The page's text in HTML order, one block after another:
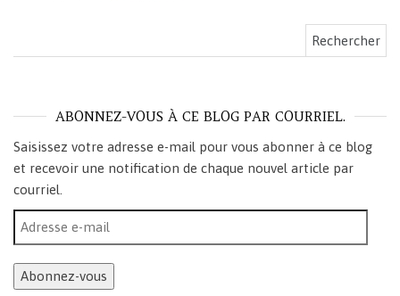
ABONNEZ-VOUS À CE BLOG PAR COURRIEL.
Saisissez votre adresse e-mail pour vous abonner à ce blog
et recevoir une notification de chaque nouvel article par
courriel.
Adresse e-mail
Abonnez-vous